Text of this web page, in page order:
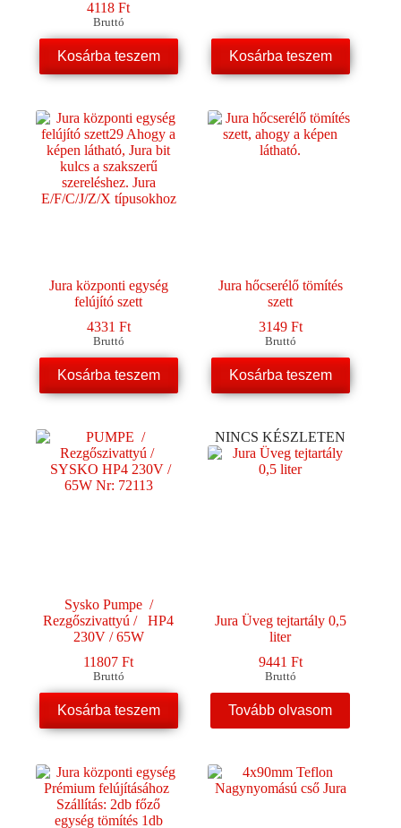
4118Ft
Bruttó
Kosárba teszem Kosárba teszem
Jura központi egység
felújító szett
4331 Ft
Bruttó
Kosárba teszem
Jura hőcserélő tömítés
szett
3149 Ft
Bruttó
Kosárba teszem
Sysko Pumpe /
Rezgőszivattyú / HP4
230V / 65W
11807Ft
Bruttó
Kosárba teszem
NINCS KÉSZLETEN
Jura Üveg tejtartály 0,5
liter
9441 Ft
Bruttó
Tovább olvasom